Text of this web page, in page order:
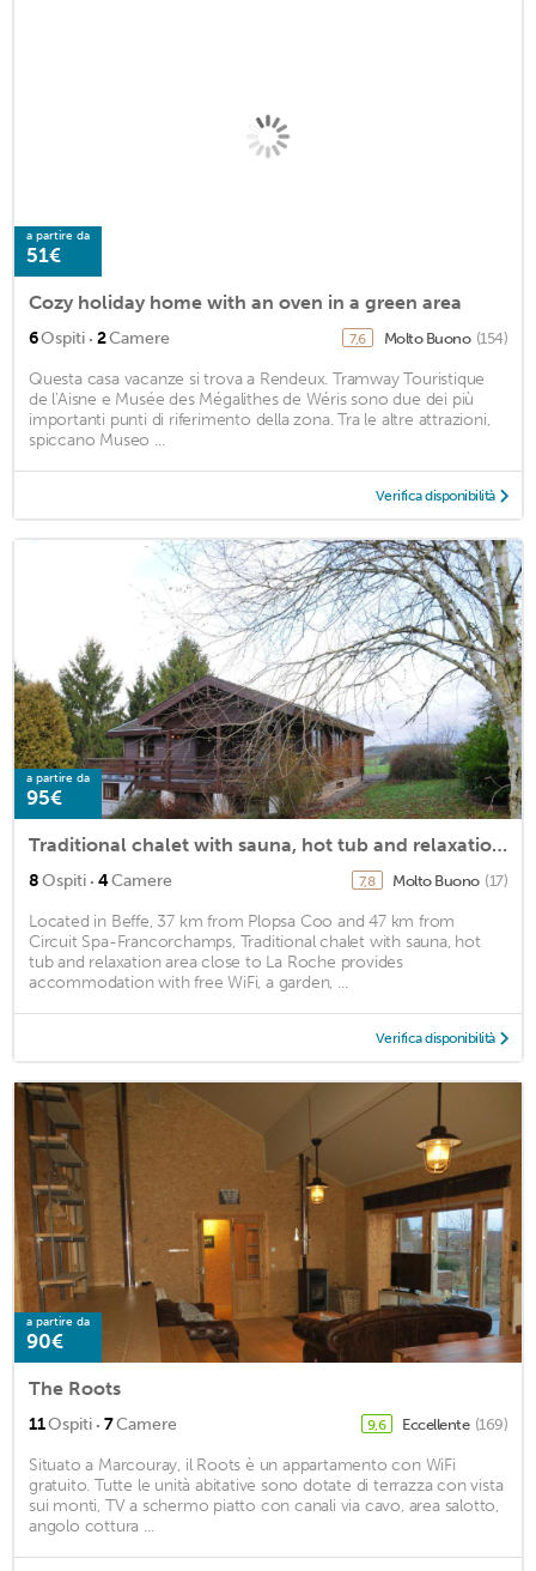
a partire da
51€
Cozy holiday home with an oven in a green area
6Ospiti · 2Camere 7,6 Molto Buono (154)
Questa casa vacanze si trova a Rendeux. Tramway Touristique
de l'Aisne e Musée des Mégalithes de Wéris sono due dei più
importanti punti di riferimento della zona. Tra le altre attrazioni,
spiccano Museo ...
Verifica disponibilità
a partire da
95€
Traditional chalet with sauna, hot tub and relaxation area close to La Roche
8Ospiti · 4Camere 7,8 Molto Buono (17)
Located in Beffe, 37 km from Plopsa Coo and 47 km from
Circuit Spa-Francorchamps, Traditional chalet with sauna, hot
tub and relaxation area close to La Roche provides
accommodation with free WiFi, a garden, ...
Verifica disponibilità
a partire da
90€
The Roots
11Ospiti · 7Camere 9,6 Eccellente (169)
Situato a Marcouray, il Roots è un appartamento con WiFi
gratuito. Tutte le unità abitative sono dotate di terrazza con vista
sui monti, TV a schermo piatto con canali via cavo, area salotto,
angolo cottura ...